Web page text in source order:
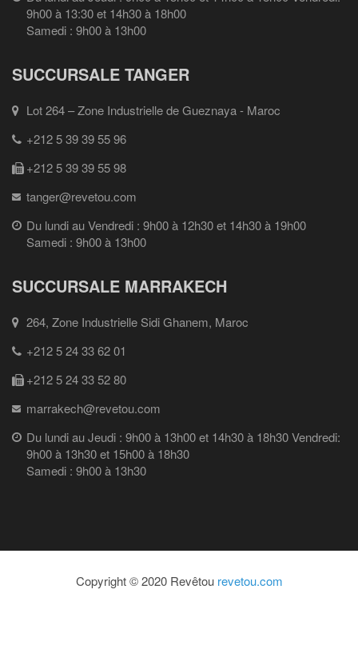
9h00 à 13:30 et 14h30 à 18h00
Samedi : 9h00 à 13h00
SUCCURSALE TANGER
Lot 264 – Zone Industrielle de Gueznaya - Maroc
+212 5 39 39 55 96
+212 5 39 39 55 98
tanger@revetou.com
Du lundi au Vendredi : 9h00 à 12h30 et 14h30 à 19h00
Samedi : 9h00 à 13h00
SUCCURSALE MARRAKECH
264, Zone Industrielle Sidi Ghanem, Maroc
+212 5 24 33 62 01
+212 5 24 33 52 80
marrakech@revetou.com
Du lundi au Jeudi : 9h00 à 13h00 et 14h30 à 18h30 Vendredi:
9h00 à 13h30 et 15h00 à 18h30
Samedi : 9h00 à 13h30
Copyright © 2020 Revêtou revetou.com